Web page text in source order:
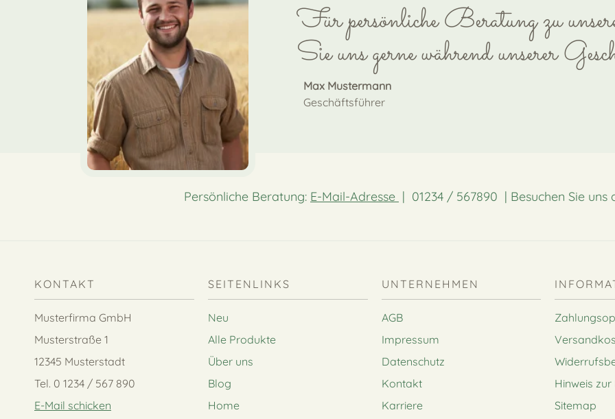
Für persönliche Beratung zu
Sie uns gerne während unserer
Max Mustermann
Geschäftsführer
Persönliche Beratung: E-Mail-Adresse | 01234 / 567890 | Besuchen Sie uns
KONTAKT
Musterfirma GmbH
Musterstraße 1
12345 Musterstadt
Tel. 0 1234 / 567 890
E-Mail schicken
SEITENLINKS
Neu
Alle Produkte
Über uns
Blog
Home
UNTERNEHMEN
AGB
Impressum
Datenschutz
Kontakt
Karriere
Hinweis
Sitemap